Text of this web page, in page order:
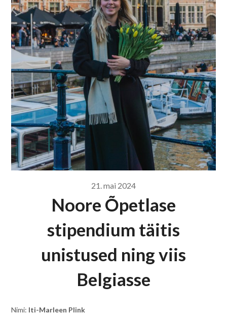
21. mai 2024
Noore Õpetlase
stipendium täitis
unistused ning viis
Belgiasse
Nimi: Iti-Marleen Plink